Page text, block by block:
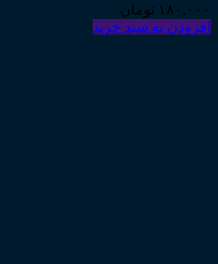
۱۸۰,۰۰۰ تومان
افزودن به سبد خرید